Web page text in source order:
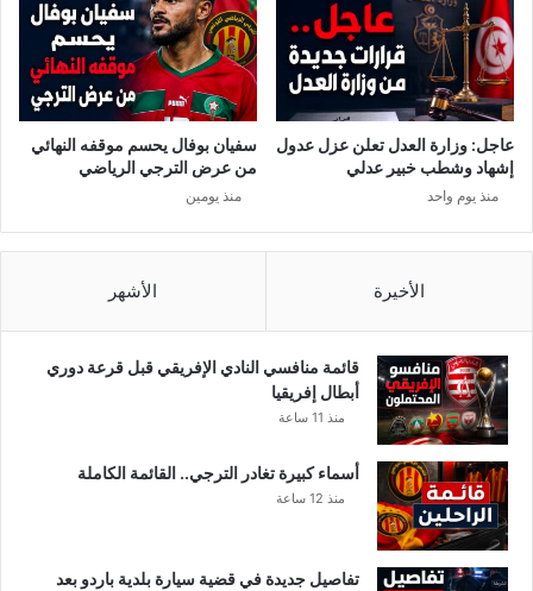
ير
ا
ت
و
ا
د
ن
عاجل: وزارة العدل تعلن عزل عدول
إشهاد وشطب خبير عدلي
منذ يوم واحد
سفيان بوفال يحسم موقفه النهائي
من عرض الترجي الرياضي
منذ يومين
الأخيرة الأشهر
قائمة منافسي النادي الإفريقي قبل قرعة دوري
أبطال إفريقيا
منذ 11 ساعة
أسماء كبيرة تغادر الترجي.. القائمة الكاملة
منذ 12 ساعة
تفاصيل جديدة في قضية سيارة بلدية باردو بعد